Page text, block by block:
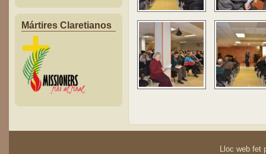
Mártires Claretianos
Lloc web fet